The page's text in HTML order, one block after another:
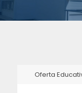
Oferta